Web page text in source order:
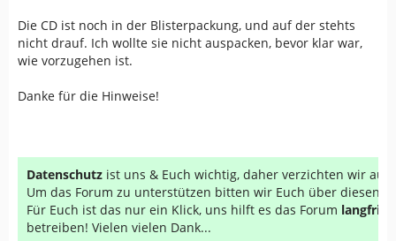
Die CD ist noch in der Blisterpackung, und auf der stehts
nicht drauf. Ich wollte sie nicht auspacken, bevor klar war,
wie vorzugehen ist.
Danke für die Hinweise!
Datenschutz ist uns & Euch wichtig, daher verzichten wir auf
Um das Forum zu unterstützen bitten wir Euch über diesen
Für Euch ist das nur ein Klick, uns hilft es das Forum
betreiben! Vielen vielen Dank...